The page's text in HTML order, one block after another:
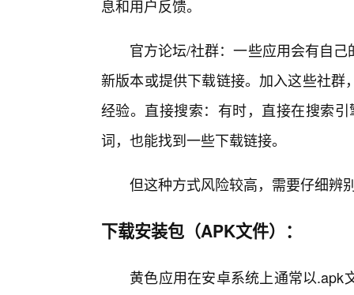
息和用户反馈。
官方论坛/社群：一些应用会有自
新版本或提供下载链接。加入这些社
经验。直接搜索：有时，直接在搜索引
词，也能找到一些下载链接。
但这种方式风险较高，需要仔细辨
下载安装包（APK文件）：
黄色应用在安卓系统上通常以.apk